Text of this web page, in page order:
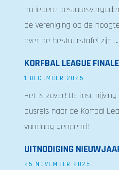
na iedere
de vereniging op de
over de bestuurstafel zijn ...
KORFBAL LEAGUE
1 DECEMBER 2025
Het is zover! De
busreis naar de Korfbal
vandaag geopend!
UITNODIGING
25 NOVEMBER 2025